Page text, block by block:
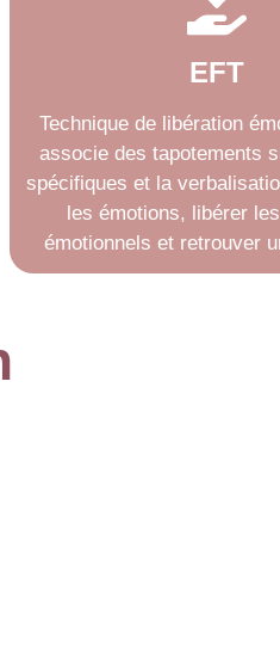
EFT
Technique de libération
associe des tapotements
spécifiques et la
les émotions, libérer
émotionnels et retrouver